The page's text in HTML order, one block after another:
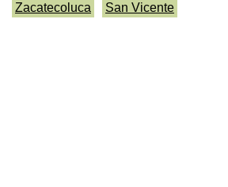
Zacatecoluca
San Vicente